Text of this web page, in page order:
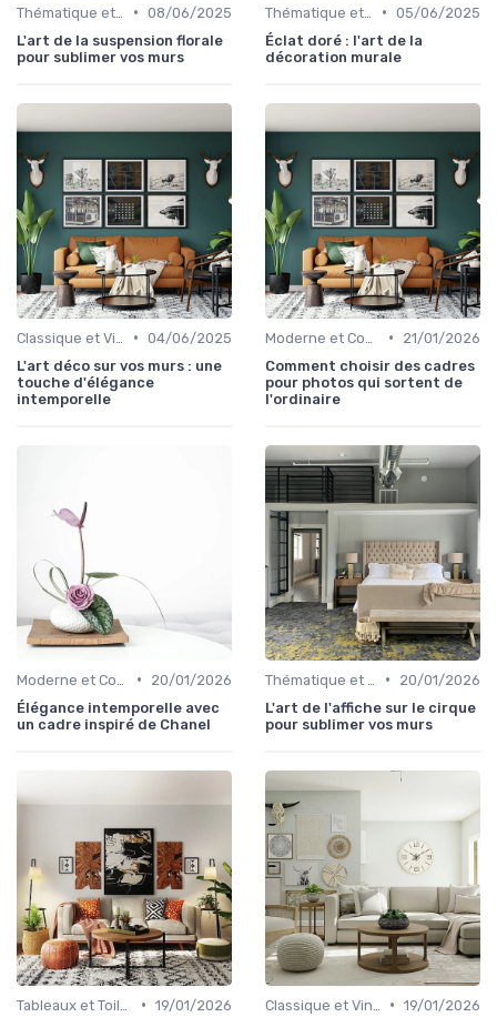
• 08/06/2025
L'art de la suspension florale
pour sublimer vos murs
• 05/06/2025
Éclat doré : l'art de la
décoration murale
• 04/06/2025
L'art déco sur vos murs : une
touche d'élégance
intemporelle
•
21/01/2026
Comment choisir des cadres
pour photos qui sortent de
l'ordinaire
•
20/01/2026
Élégance intemporelle avec
un cadre inspiré de Chanel
•
20/01/2026
L'art de l'affiche sur le cirque
pour sublimer vos murs
• 19/01/2026
• 19/01/2026